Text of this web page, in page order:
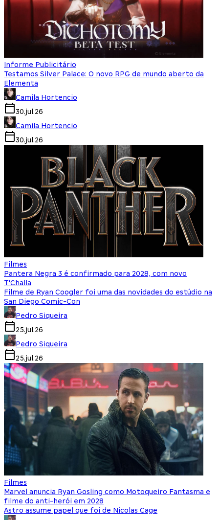
Informe Publicitário
Testamos Silver Palace: O novo RPG de mundo aberto da
Elementa
Camila Hortencio
30.jul.26
Camila Hortencio
30.jul.26
Filmes
Pantera Negra 3 é confirmado para 2028, com novo
T'Challa
Filme de Ryan Coogler foi uma das novidades do estúdio na
San Diego Comic-Con
Pedro Siqueira
25.jul.26
Pedro Siqueira
25.jul.26
Filmes
Marvel anuncia Ryan Gosling como Motoqueiro Fantasma e
filme do anti-herói em 2028
Astro assume papel que foi de Nicolas Cage